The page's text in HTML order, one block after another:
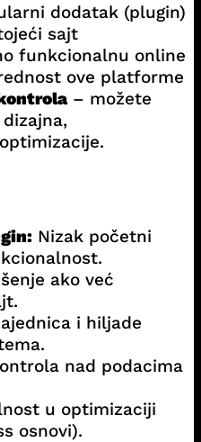
dodatak (plugin)
sajt
funkcionalnu online
ove platforme
– možete
Nizak početni
ako već
i hiljade
nad podacima
u optimizaciji
osnovi).